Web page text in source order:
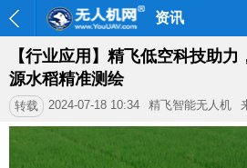
资讯
【行业应用】精飞低空科技助
源水稻精准测绘
转载 2024-07-18 10:34 精飞智能无人机